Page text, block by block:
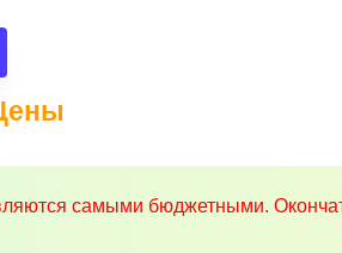
самыми бюджетными.